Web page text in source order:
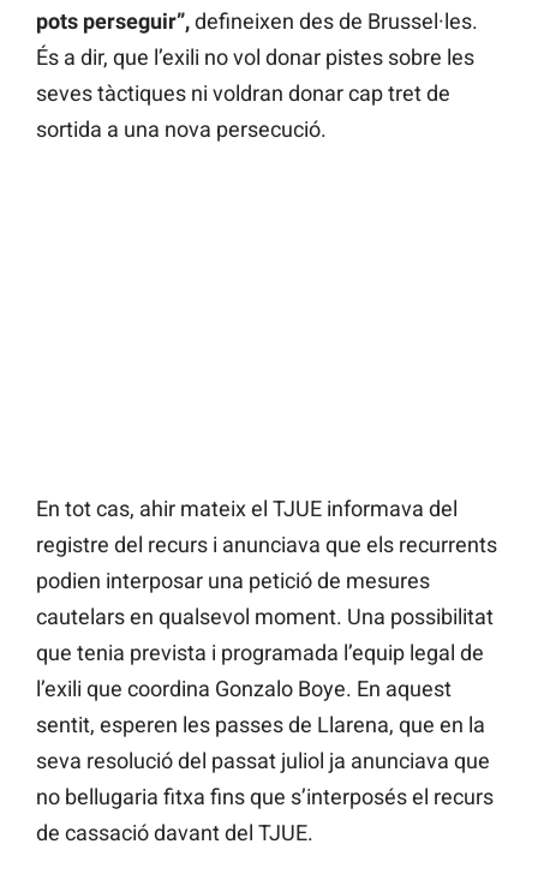
pots perseguir”,defineixen des de Brussel·les.
És a dir, que l’exili no vol donar pistes sobre les
seves tàctiques ni voldran donar cap tret de
sortida a una nova persecució.
En tot cas, ahir mateix el TJUE informava del
registre del recurs i anunciava que els recurrents
podien interposar una petició de mesures
cautelars en qualsevol moment. Una possibilitat
que tenia prevista i programada l’equip legal de
l’exili que coordina Gonzalo Boye. En aquest
sentit, esperen les passes de Llarena, que en la
seva resolució del passat juliol ja anunciava que
no bellugaria fitxa fins que s’interposés el recurs
de cassació davant del TJUE.